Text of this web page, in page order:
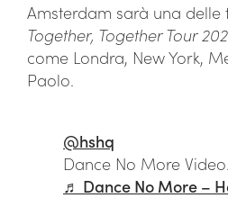
Amsterdam sarà una delle
Together, Together Tour
come Londra, New York,
Paolo.
@hshq
Dance No More
♬ Dance No More –